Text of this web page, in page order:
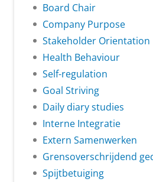
Board Chair
Company Purpose
Stakeholder Orientation
Health Behaviour
Self-regulation
Goal Striving
Daily diary studies
Interne Integratie
Extern Samenwerken
Grensoverschrijdend
Spijtbetuiging